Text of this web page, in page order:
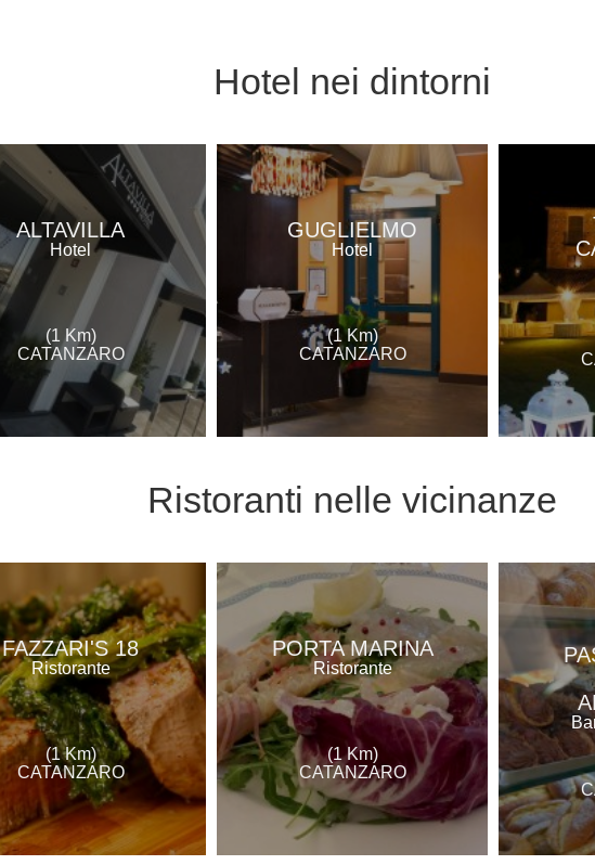
Hotel nei dintorni
ALTAVILLA
Hotel
(1 Km)
CATANZARO
GUGLIELMO
Hotel
(1 Km)
CATANZARO
Ristoranti nelle vicinanze
FAZZARI'S 18
Ristorante
(1 Km)
CATANZARO
PORTA MARINA
Ristorante
(1 Km)
CATANZARO